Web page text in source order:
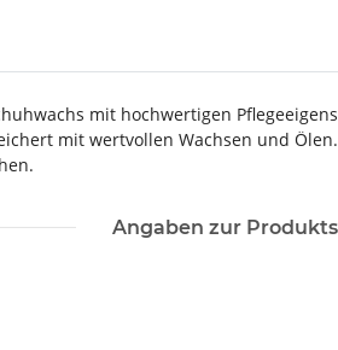
mit hochwertigen
mit wertvollen Wachsen und Ölen.
Angaben zur